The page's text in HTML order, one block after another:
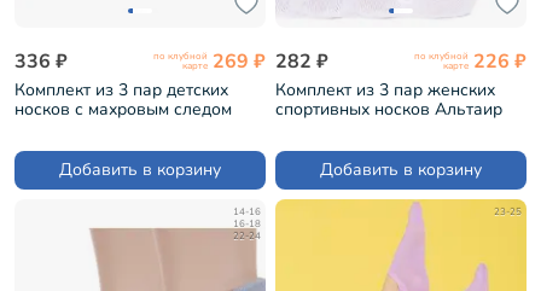
336 ₽ по клубной
карте 269 ₽
Комплект из 3 пар детских
носков с махровым следом
SPD-12)
Добавить в корзину
282 ₽ по клубной
карте 226 ₽
Комплект из 3 пар женских
спортивных носков Альтаир
Добавить в корзину
14-16
16-18
22-24
23-25